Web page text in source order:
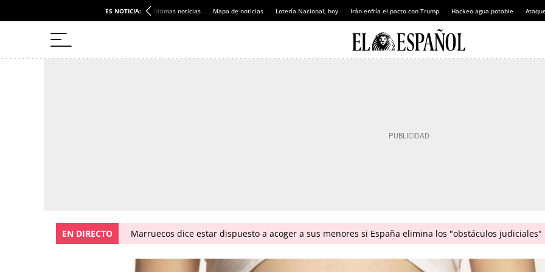
ES NOTICIA: Últimas noticias Mapa de noticias Lotería Nacional, hoy Irán enfría el pacto con Trump Hackeo agua potable
EN DIRECTO Marruecos dice estar dispuesto a acoger a sus menores si España elimina los "obstáculos judiciales"